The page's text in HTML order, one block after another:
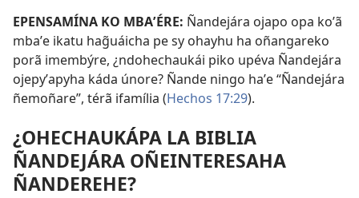
EPENSAMÍNA KO MBAʼÉRE: Ñandejára ojapo opa koʼã
mbaʼe ikatu hag̃uáicha pe sy ohayhu ha oñangareko
porã imembýre, ¿ndohechaukái piko upéva Ñandejára
ojepyʼapyha káda únore? Ñande ningo haʼe “Ñandejára
ñemoñare”, térã ifamília (Hechos 17:29).
¿OHECHAUKÁPA LA BIBLIA
ÑANDEJÁRA OÑEINTERESAHA
ÑANDEREHE?